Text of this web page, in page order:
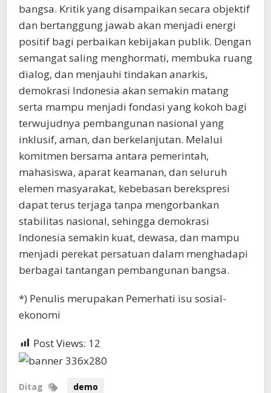
bangsa. Kritik yang disampaikan secara objektif
dan bertanggung jawab akan menjadi energi
positif bagi perbaikan kebijakan publik. Dengan
semangat saling menghormati, membuka ruang
dialog, dan menjauhi tindakan anarkis,
demokrasi Indonesia akan semakin matang
serta mampu menjadi fondasi yang kokoh bagi
terwujudnya pembangunan nasional yang
inklusif, aman, dan berkelanjutan. Melalui
komitmen bersama antara pemerintah,
mahasiswa, aparat keamanan, dan seluruh
elemen masyarakat, kebebasan berekspresi
dapat terus terjaga tanpa mengorbankan
stabilitas nasional, sehingga demokrasi
Indonesia semakin kuat, dewasa, dan mampu
menjadi perekat persatuan dalam menghadapi
berbagai tantangan pembangunan bangsa.
*) Penulis merupakan Pemerhati isu sosial-
ekonomi
Post Views: 12
Ditag demo